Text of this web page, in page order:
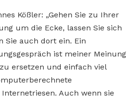
Kößler: „Gehen Sie zu Ihrer
um die Ecke, lassen Sie sich
Sie auch dort ein. Ein
ist meiner Meinung
ersetzen und einfach viel
Auch wenn sie